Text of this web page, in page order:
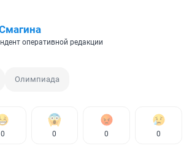
оперативной редакции
Олимпиада
0 0 0 0